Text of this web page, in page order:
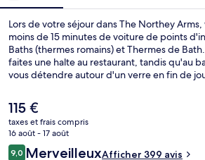
Lors de votre séjour dans The Northey
moins de 15 minutes de voiture de points
Baths (thermes romains) et Thermes de
faites une halte au restaurant, tandis qu'au
vous détendre autour d'un verre en fin de
Le
prix
actuel
est
de
115 €
taxes et frais compris
16 août - 17 août
Avis
9,09,0 sur 10
MerveilleuxAfficher 399 avis